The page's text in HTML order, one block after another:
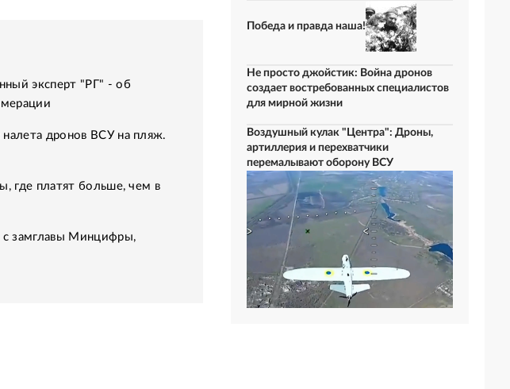
эксперт "РГ" - об
дронов ВСУ на пляж.
где платят больше, чем в
с замглавы Минцифры,
Победа и правда наша!
Не просто джойстик: Война дронов
создает востребованных специалистов
для мирной жизни
Воздушный кулак "Центра": Дроны,
артиллерия и перехватчики
перемалывают оборону ВСУ